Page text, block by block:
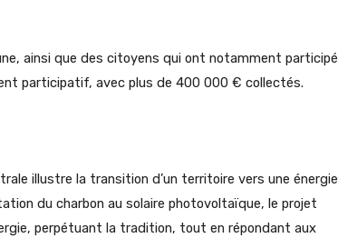
ainsi que des citoyens qui ont notamment participé
participatif, avec plus de 400 000 € collectés.
illustre la transition d’un territoire vers une énergie
du charbon au solaire photovoltaïque, le projet
perpétuant la tradition, tout en répondant aux